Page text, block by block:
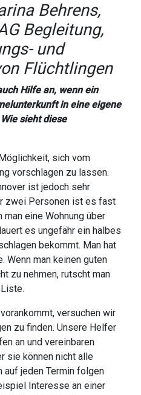
Behrens,
Begleitung,
und
Flüchtlingen
Hilfe an, wenn ein
in eine eigene
sieht diese
sich vom
vorschlagen zu lassen.
ist jedoch sehr
zwei Personen ist es fast
eine Wohnung über
es ungefähr ein halbes
bekommt. Man hat
Wenn man keinen guten
zu nehmen, rutscht man
versuchen wir
zu finden. Unsere Helfer
an und vereinbaren
sie können nicht alle
auf jeden Termin folgen
Interesse an einer